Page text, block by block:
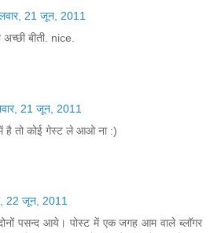
21 जून, 2011
बीती. nice.
21 जून, 2011
में है तो कोई गेस्ट ले आओ ना :)
22 जून, 2011
दोनों पसन्द आये। पोस्ट में एक जगह आम वाले ब्लॉगर